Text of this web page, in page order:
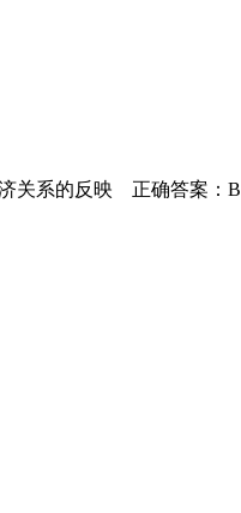
济关系的反映 正确答案：B